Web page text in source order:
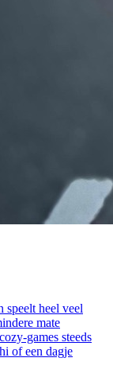
heel veel
mate
games steeds
of een dagje